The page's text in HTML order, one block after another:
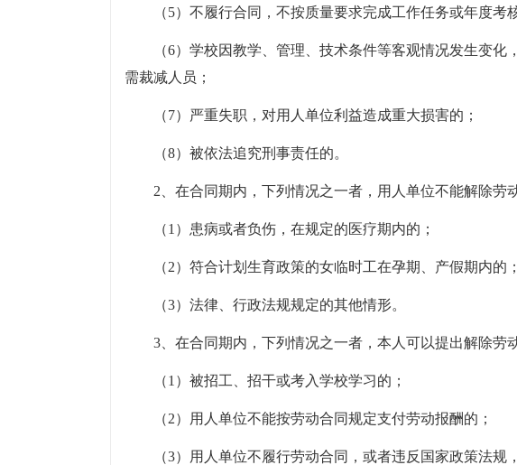
（5）不履行合同，不按质量要求完成工作任务或年度考
（6）学校因教学、管理、技术条件等客观情况发生变
需裁减人员；
（7）严重失职，对用人单位利益造成重大损害的；
（8）被依法追究刑事责任的。
2、在合同期内，下列情况之一者，用人单位不能解除劳
（1）患病或者负伤，在规定的医疗期内的；
（2）符合计划生育政策的女临时工在孕期、产假期内的；
（3）法律、行政法规规定的其他情形。
3、在合同期内，下列情况之一者，本人可以提出解除劳
（1）被招工、招干或考入学校学习的；
（2）用人单位不能按劳动合同规定支付劳动报酬的；
（3）用人单位不履行劳动合同，或者违反国家政策法规